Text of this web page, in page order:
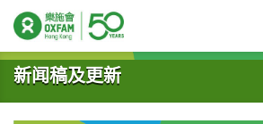
开始主要内容
新闻稿及更新